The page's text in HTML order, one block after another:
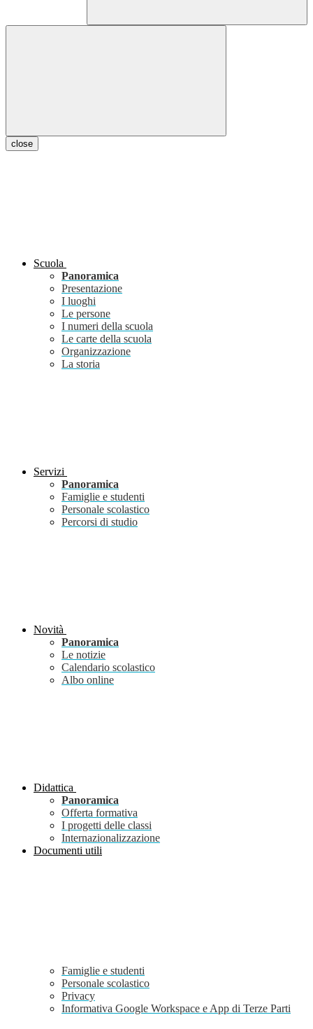
close
Scuola
Panoramica
Presentazione
I luoghi
Le persone
I numeri della scuola
Le carte della scuola
Organizzazione
La storia
Servizi
Panoramica
Famiglie e studenti
Personale scolastico
Percorsi di studio
Novità
Panoramica
Le notizie
Calendario scolastico
Albo online
Didattica
Panoramica
Offerta formativa
I progetti delle classi
Internazionalizzazione
Documenti utili
Famiglie e studenti
Personale scolastico
Privacy
Informativa Google Workspace e App di Terze Parti